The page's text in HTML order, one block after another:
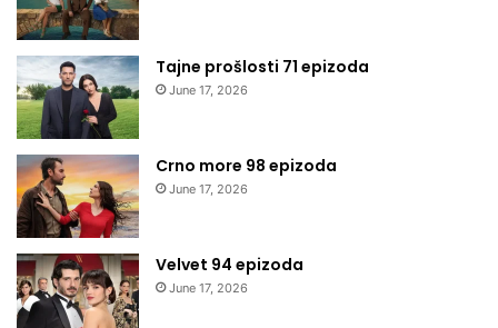
Tajne prošlosti 71 epizoda
June 17, 2026
Crno more 98 epizoda
June 17, 2026
Velvet 94 epizoda
June 17, 2026